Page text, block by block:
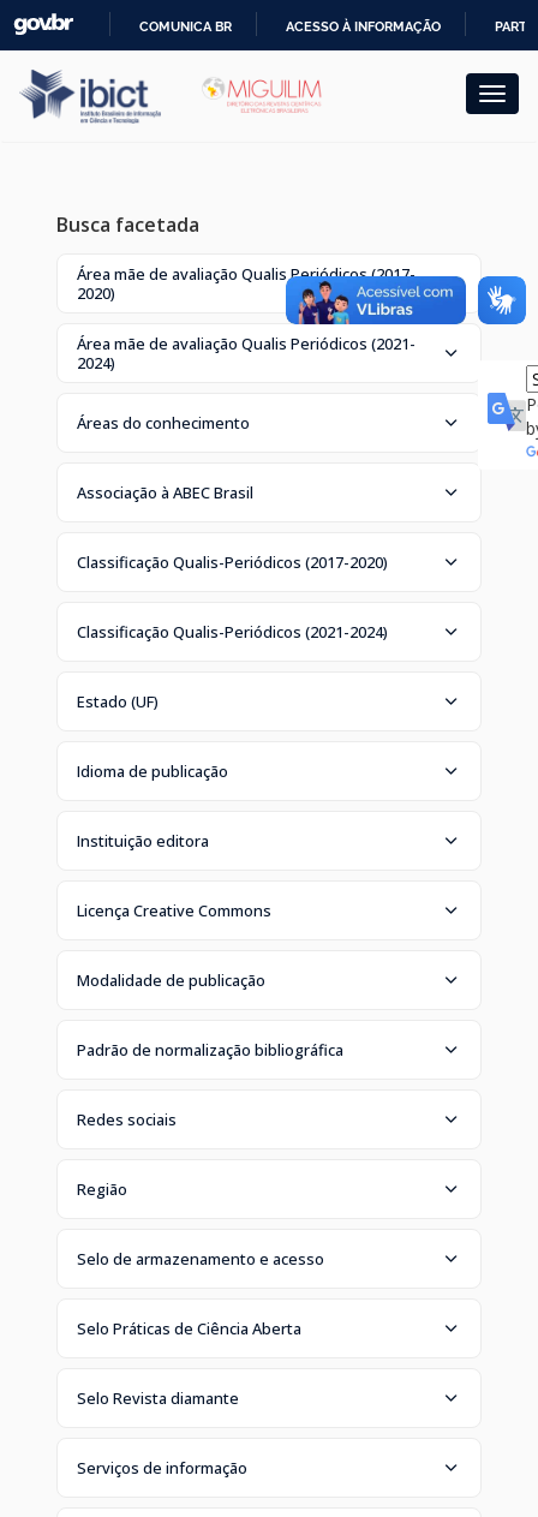
navigation
PARA
O
COMUNICA BR ACESSO À INFORMAÇÃO
Busca facetada
Área mãe de avaliação Qualis Periódicos (2017-
2020)
Área mãe de avaliação Qualis Periódicos (2021-
2024)
Áreas do conhecimento
Associação à ABEC Brasil
Classificação Qualis-Periódicos (2017-2020)
Classificação Qualis-Periódicos (2021-2024)
Estado (UF)
Idioma de publicação
Instituição editora
Licença Creative Commons
Modalidade de publicação
Padrão de normalização bibliográfica
Redes sociais
Região
Selo de armazenamento e acesso
Selo Práticas de Ciência Aberta
Selo Revista diamante
Serviços de informação